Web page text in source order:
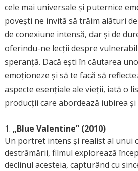
cele mai universale și puternice
povești ne invită să trăim alături
de conexiune intensă, dar și de
oferindu-ne lecții despre
speranță. Dacă ești în căutarea
emoționeze și să te facă să
aspecte esențiale ale vieții, iată o
producții care abordează iubirea și
„Blue Valentine” (2010)
Un portret intens și realist al unui
destrămării, filmul explorează
declinul acesteia, capturând cu